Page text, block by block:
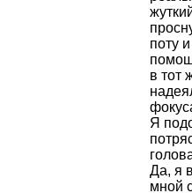
поту
в тот
Я
Да, я
мной